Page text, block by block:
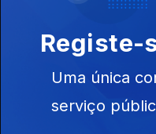
Este
Documentários
Natureza
Registe-
Uma única
serviço